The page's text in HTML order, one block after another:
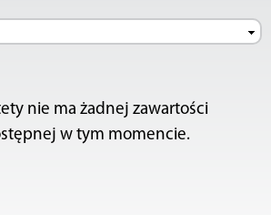
nie ma żadnej zawartości
w tym momencie.